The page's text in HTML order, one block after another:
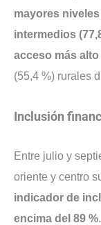
mayores
intermedios
acceso más
(55,4 %) rurales
Inclusión
Entre julio y
oriente y centro
indicador de
encima del 89 %.